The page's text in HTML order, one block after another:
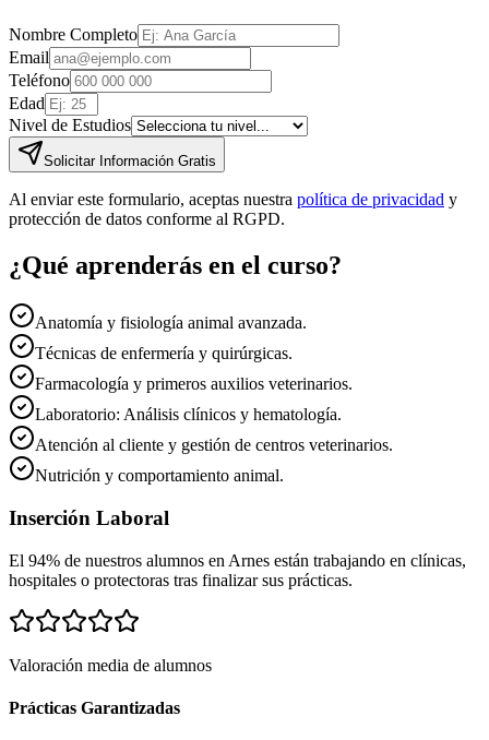
Nombre Completo
Email
Teléfono
Edad
Nivel de Estudios
Solicitar Información Gratis
Al enviar este formulario, aceptas nuestra política de privacidad y
protección de datos conforme al RGPD.
¿Qué aprenderás en el curso?
Anatomía y fisiología animal avanzada.
Técnicas de enfermería y quirúrgicas.
Farmacología y primeros auxilios veterinarios.
Laboratorio: Análisis clínicos y hematología.
Atención al cliente y gestión de centros veterinarios.
Nutrición y comportamiento animal.
Inserción Laboral
El 94% de nuestros alumnos en Arnes están trabajando en clínicas,
hospitales o protectoras tras finalizar sus prácticas.
Valoración media de alumnos
Prácticas Garantizadas